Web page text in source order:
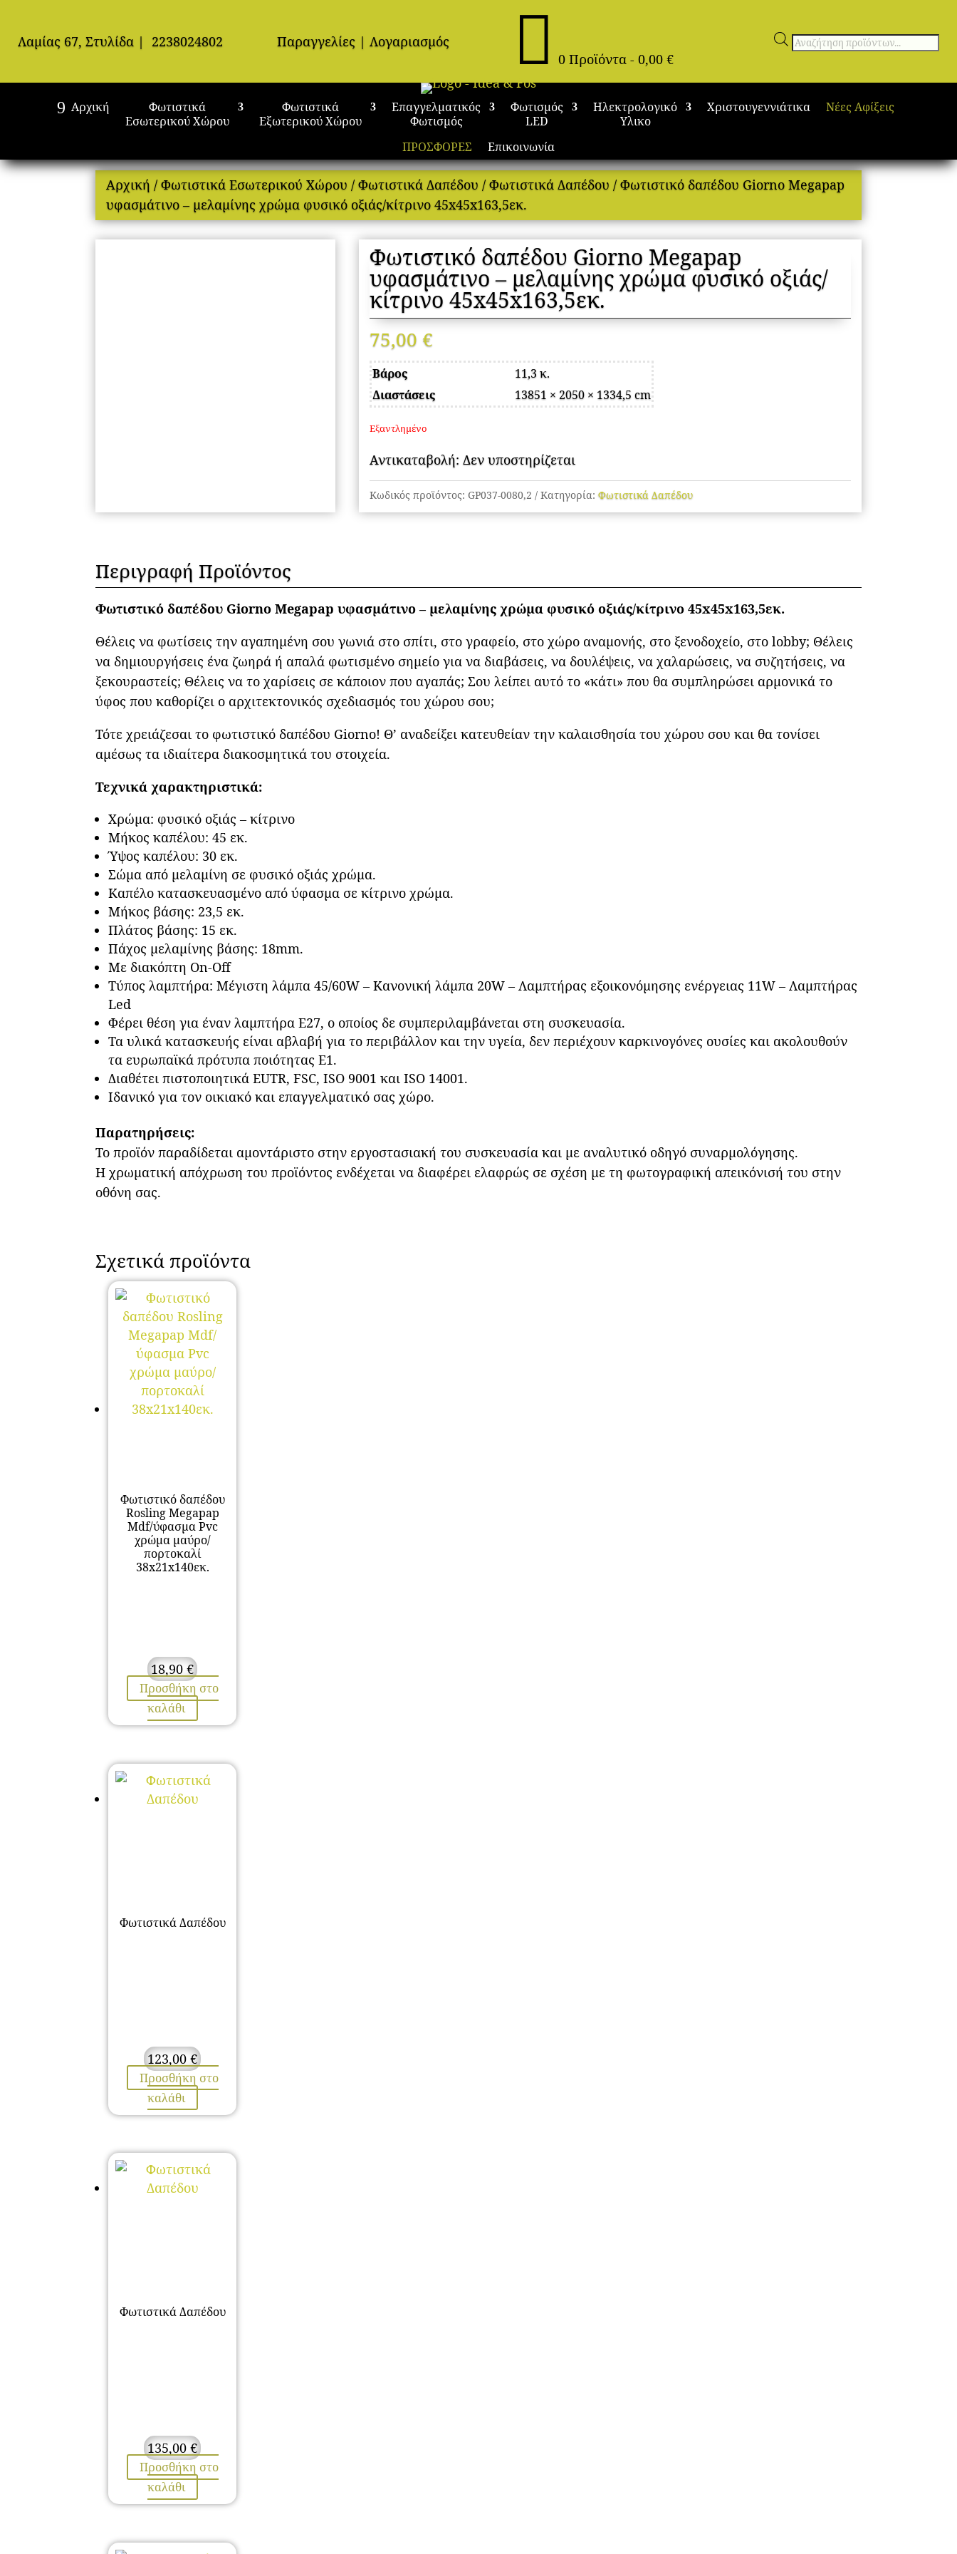
Λαμίας 67, Στυλίδα | 2238024802 Παραγγελίες |Λογαριασμός  0 Προϊόντα - 0,00€
Αναζήτηση
Αρχική
Φωτιστικά
Εσωτερικού Χώρου
Φωτιστικά
Εξωτερικού Χώρου
Επαγγελματικός
Φωτισμός
Φωτισμός
LED
Ηλεκτρολογικό
Υλικο
Χριστουγεννιάτικα Νέες Αφίξεις
ΠΡΟΣΦΟΡΕΣ Επικοινωνία
Αρχική /Φωτιστικά Εσωτερικού Χώρου /Φωτιστικά Δαπέδου /Φωτιστικά Δαπέδου / Φωτιστικό δαπέδου Giorno Megapap
υφασμάτινο – μελαμίνης χρώμα φυσικό οξιάς/κίτρινο 45x45x163,5εκ.
Φωτιστικό δαπέδου Giorno Megapap
υφασμάτινο – μελαμίνης χρώμα φυσικό οξιάς/
κίτρινο 45x45x163,5εκ.
75,00 €
Βάρος
11,3 κ.
Διαστάσεις
13851 × 2050 × 1334,5 cm
Εξαντλημένο
Αντικαταβολή: Δεν υποστηρίζεται
Κωδικός προϊόντος: GP037-0080,2 Κατηγορία: Φωτιστικά Δαπέδου
Περιγραφή Προϊόντος
Φωτιστικό δαπέδου Giorno Megapap υφασμάτινο – μελαμίνης χρώμα φυσικό οξιάς/κίτρινο 45x45x163,5εκ.
Θέλεις να φωτίσεις την αγαπημένη σου γωνιά στο σπίτι, στο γραφείο, στο χώρο αναμονής, στο ξενοδοχείο, στο lobby; Θέλεις
να δημιουργήσεις ένα ζωηρά ή απαλά φωτισμένο σημείο για να διαβάσεις, να δουλέψεις, να χαλαρώσεις, να συζητήσεις, να
ξεκουραστείς; Θέλεις να το χαρίσεις σε κάποιον που αγαπάς; Σου λείπει αυτό το «κάτι» που θα συμπληρώσει αρμονικά το
ύφος που καθορίζει ο αρχιτεκτονικός σχεδιασμός του χώρου σου;
Τότε χρειάζεσαι το φωτιστικό δαπέδου Giorno! Θ’ αναδείξει κατευθείαν την καλαισθησία του χώρου σου και θα τονίσει
αμέσως τα ιδιαίτερα διακοσμητικά του στοιχεία.
Τεχνικά χαρακτηριστικά:
Χρώμα: φυσικό οξιάς – κίτρινο
Μήκος καπέλου: 45 εκ.
Ύψος καπέλου: 30 εκ.
Σώμα από μελαμίνη σε φυσικό οξιάς χρώμα.
Καπέλο κατασκευασμένο από ύφασμα σε κίτρινο χρώμα.
Μήκος βάσης: 23,5 εκ.
Πλάτος βάσης: 15 εκ.
Πάχος μελαμίνης βάσης: 18mm.
Με διακόπτη On-Off
Τύπος λαμπτήρα: Μέγιστη λάμπα 45/60W – Κανονική λάμπα 20W – Λαμπτήρας εξοικονόμησης ενέργειας 11W – Λαμπτήρας
Led
Φέρει θέση για έναν λαμπτήρα Ε27, ο οποίος δε συμπεριλαμβάνεται στη συσκευασία.
Τα υλικά κατασκευής είναι αβλαβή για το περιβάλλον και την υγεία, δεν περιέχουν καρκινογόνες ουσίες και ακολουθούν
τα ευρωπαϊκά πρότυπα ποιότητας Ε1.
Διαθέτει πιστοποιητικά EUTR, FSC, ISO 9001 και ISO 14001.
Ιδανικό για τον οικιακό και επαγγελματικό σας χώρο.
Παρατηρήσεις:
Το προϊόν παραδίδεται αμοντάριστο στην εργοστασιακή του συσκευασία και με αναλυτικό οδηγό συναρμολόγησης.
Η χρωματική απόχρωση του προϊόντος ενδέχεται να διαφέρει ελαφρώς σε σχέση με τη φωτογραφική απεικόνισή του στην
οθόνη σας.
Σχετικά προϊόντα
Φωτιστικό δαπέδου
Rosling Megapap
Mdf/ύφασμα Pvc
χρώμα μαύρο/
πορτοκαλί
38x21x140εκ.
18,90 €
Προσθήκη στο
καλάθι
Φωτιστικά Δαπέδου
123,00 €
Προσθήκη στο
καλάθι
Φωτιστικά Δαπέδου
135,00 €
Προσθήκη στο
καλάθι